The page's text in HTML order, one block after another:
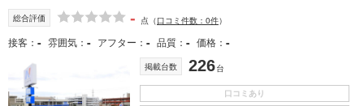
総合評価 - 点 （口コミ件数：0件）
接客 - 雰囲気 - アフター - 品質 - 価格 -
掲載台数 226台
口コミあり